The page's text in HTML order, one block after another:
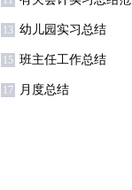
文八篇
13 幼儿园实习总结
15 班主任工作总结
17 月度总结